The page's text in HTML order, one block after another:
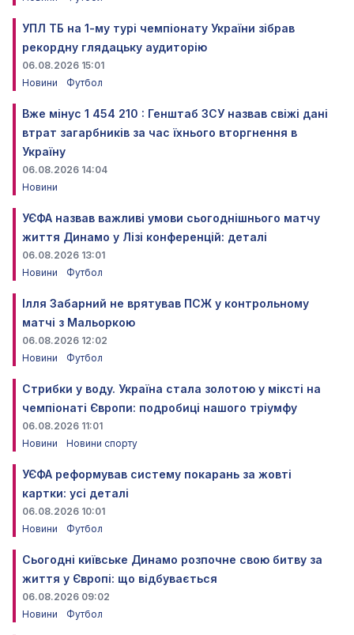
УПЛ ТБ на 1-му турі чемпіонату України зібрав
рекордну глядацьку аудиторію
06.08.2026 15:01
Новини
Футбол
Вже мінус 1 454 210 : Генштаб ЗСУ назвав свіжі дані
втрат загарбників за час їхнього вторгнення в
Україну
06.08.2026 14:04
Новини
УЄФА назвав важливі умови сьогоднішнього матчу
життя Динамо у Лізі конференцій: деталі
06.08.2026 13:01
Новини
Футбол
Ілля Забарний не врятував ПСЖ у контрольному
матчі з Мальоркою
06.08.2026 12:02
Новини
Футбол
Стрибки у воду. Україна стала золотою у міксті на
чемпіонаті Європи: подробиці нашого тріумфу
06.08.2026 11:01
Новини
Новини спорту
УЄФА реформував систему покарань за жовті
картки: усі деталі
06.08.2026 10:01
Новини
Футбол
Сьогодні київське Динамо розпочне свою битву за
життя у Європі: що відбувається
06.08.2026 09:02
Новини
Футбол